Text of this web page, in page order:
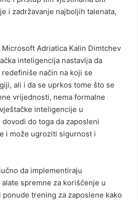
i zadržavanje najboljih talenata,
Adriatica Kalin Dimtchev
inteligencija nastavlja da
način na koji se
ali i da se uprkos tome što se
vrijednosti, nema formalne
inteligencije u
do toga da zaposleni
i može ugroziti sigurnost i
da implementiraju
spremne za korišćenje u
trening za zaposlene kako